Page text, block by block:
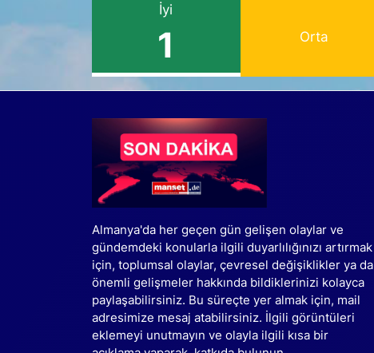
İyi
1 Orta
Almanya'da her geçen gün gelişen olaylar ve
gündemdeki konularla ilgili duyarlılığınızı artırmak
için, toplumsal olaylar, çevresel değişiklikler ya da
önemli gelişmeler hakkında bildiklerinizi kolayca
paylaşabilirsiniz. Bu süreçte yer almak için, mail
adresimize mesaj atabilirsiniz. İlgili görüntüleri
eklemeyi unutmayın ve olayla ilgili kısa bir